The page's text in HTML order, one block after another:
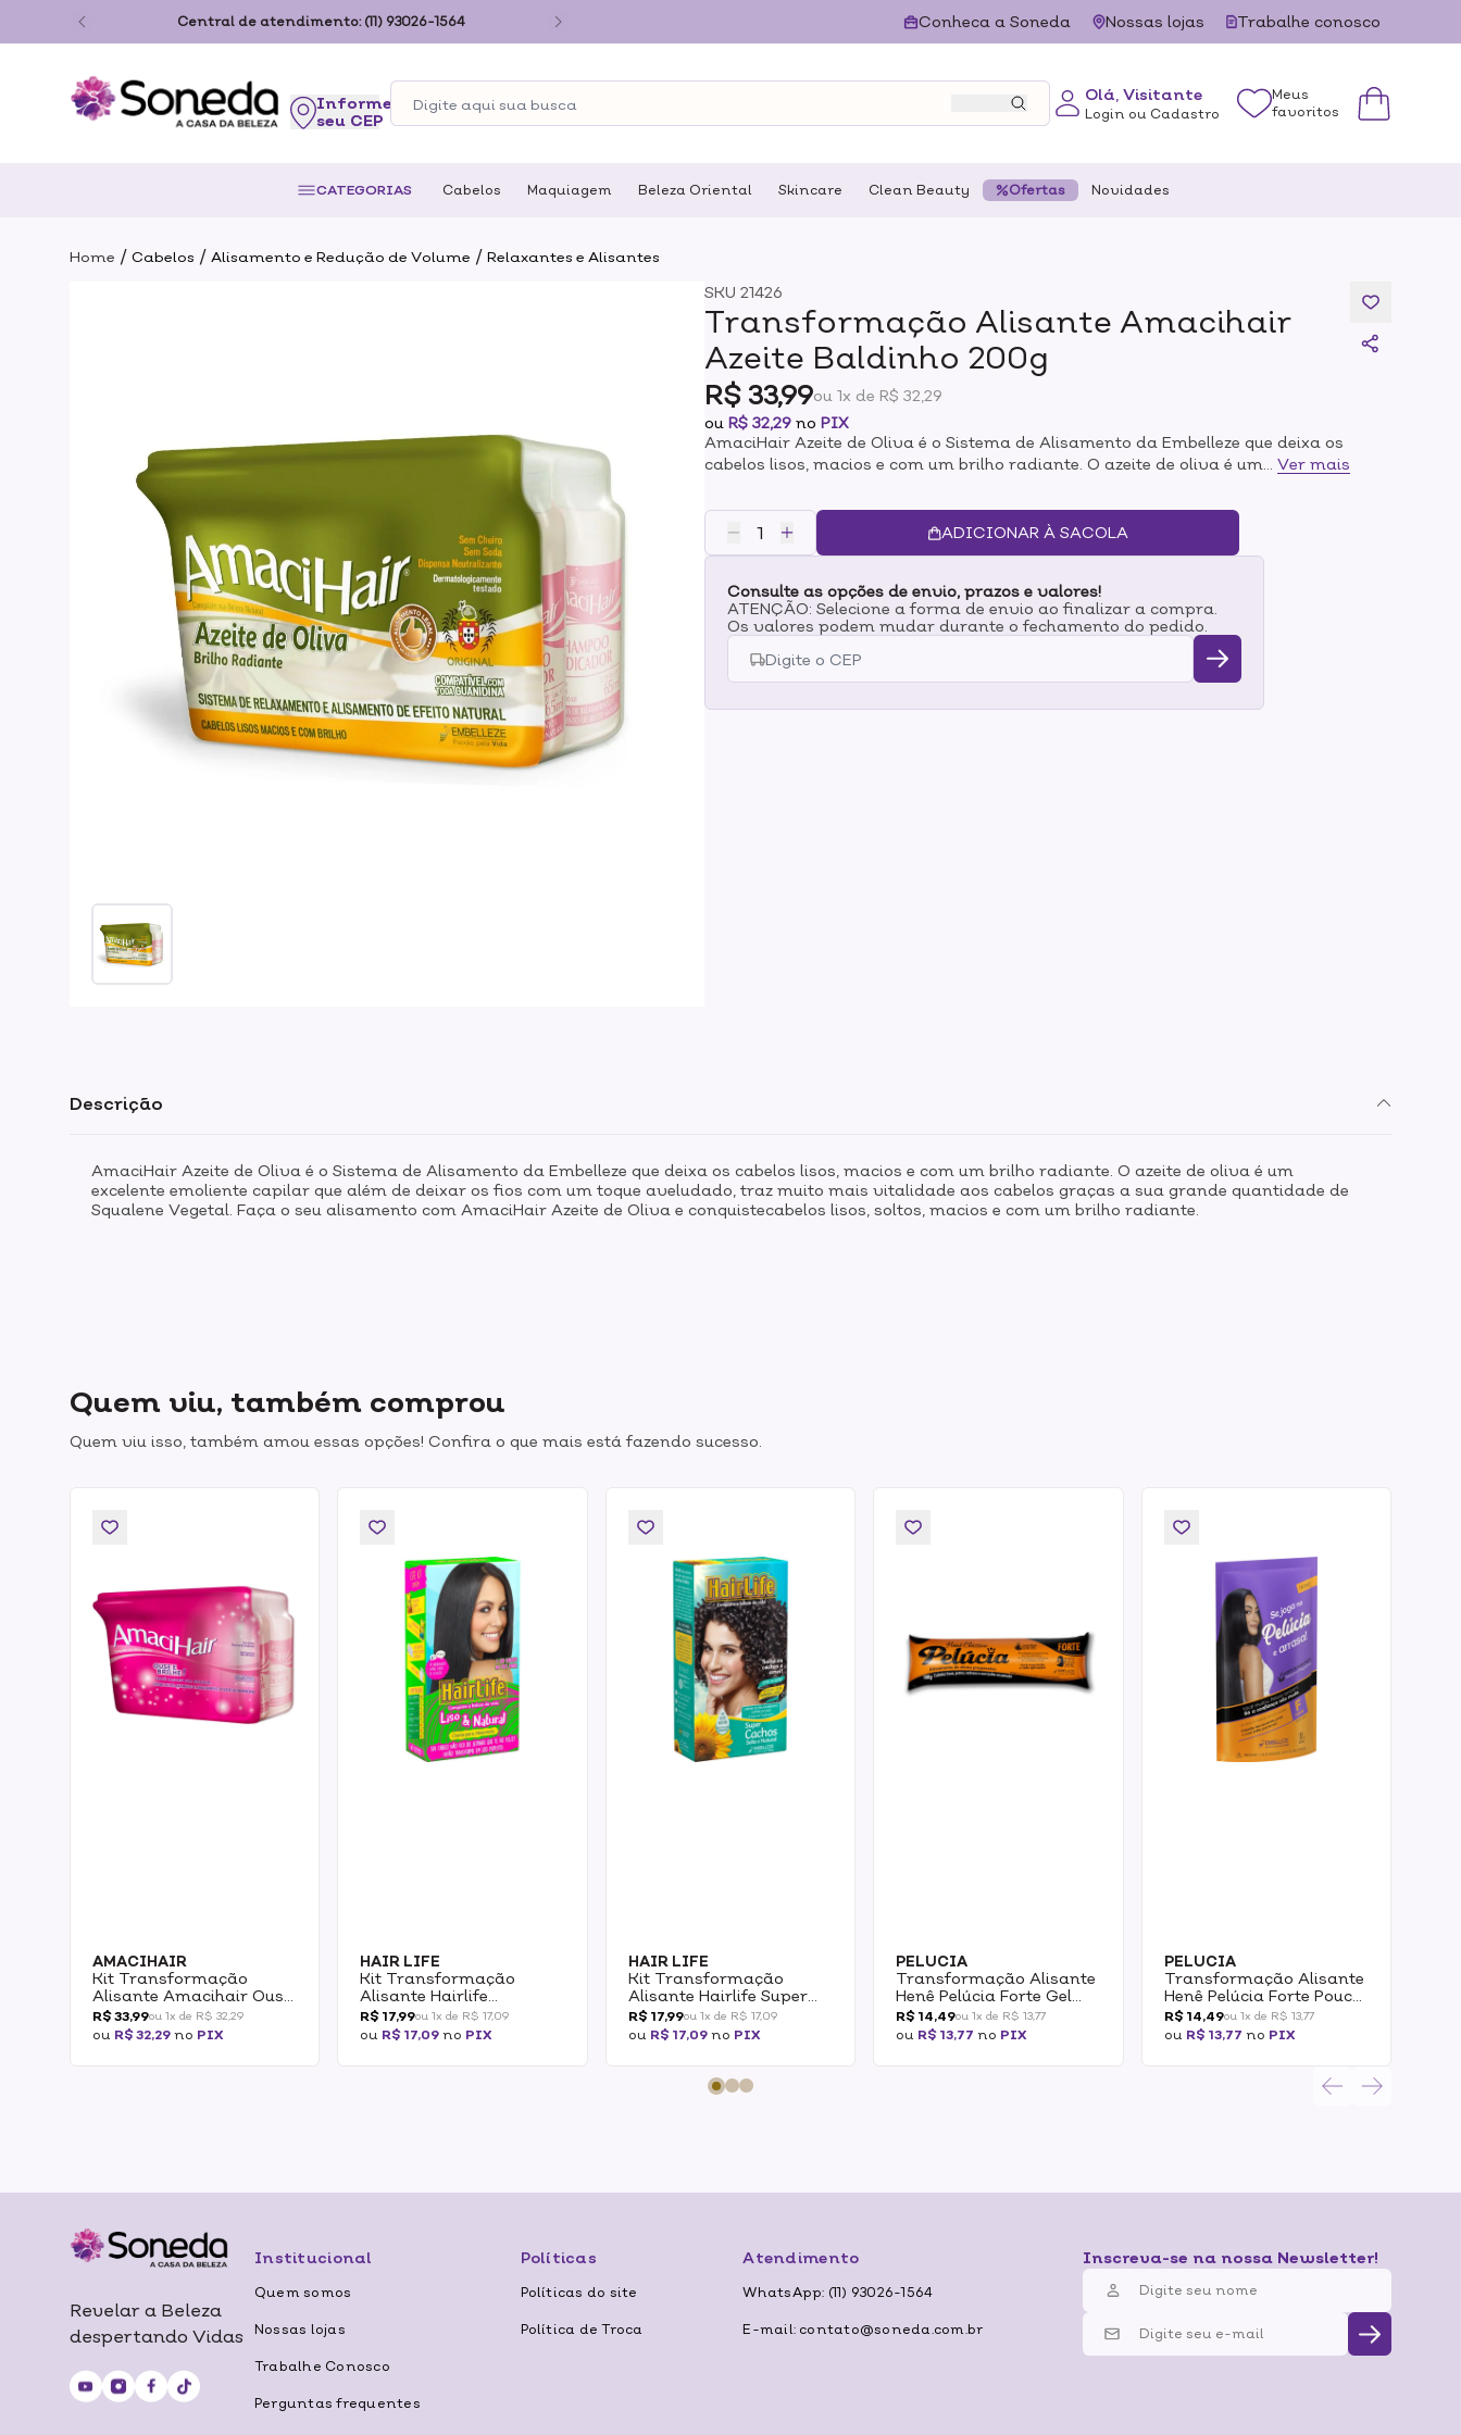
Central de atendimento: (11) 93026-1564 Conheca a Soneda Nossas lojas Trabalhe conosco
seu CEP
Olá, Visitante
Login ou Cadastro
Meus
favoritos
CATEGORIAS Cabelos Maquiagem Beleza Oriental Skincare Clean Beauty Ofertas Novidades
Home / Cabelos / Alisamento e Redução de Volume / Relaxantes e Alisantes
SKU21426
Transformação Alisante Amacihair
Azeite Baldinho 200g
R$ 33,99ou 1x de R$ 32,29
ouR$ 32,29 noPIX
AmaciHair Azeite de Oliva é o Sistema de Alisamento da Embelleze que deixa os
cabelos lisos, macios e com um brilho radiante. O azeite de oliva é um excelente
muito mais vitalidade aos cabelos graças a sua grande quantidade de
Squalene Vegetal. Faça o seu alisamento com AmaciHair Azeite de Oliva e
conquistecabelos lisos, soltos, macios e com um brilho radiante.
Ver mais
ADICIONAR À SACOLA
Consulte as opções de envio, prazos e valores!
ATENÇÃO: Selecione a forma de envio ao finalizar a compra.
Os valores podem mudar durante o fechamento do pedido.
Descrição
AmaciHair Azeite de Oliva é o Sistema de Alisamento da Embelleze que deixa os cabelos lisos, macios e com um brilho radiante. O azeite de oliva é um
excelente emoliente capilar que além de deixar os fios com um toque aveludado, traz muito mais vitalidade aos cabelos graças a sua grande quantidade de
Squalene Vegetal. Faça o seu alisamento com AmaciHair Azeite de Oliva e conquistecabelos lisos, soltos, macios e com um brilho radiante.
Quem viu, também comprou
Quem viu isso, também amou essas opções! Confira o que mais está fazendo sucesso.
AMACIHAIR
Kit Transformação
Alisante Amacihair Ouse
E Brilhe
R$ 33,99ou 1x de R$ 32,29
ou R$ 32,29 no PIX
HAIR LIFE
Kit Transformação
Alisante Hairlife
Liso&Natural
R$ 17,99ou 1x de R$ 17,09
ou R$ 17,09 no PIX
HAIR LIFE
Kit Transformação
Alisante Hairlife Super
Cachos
R$ 17,99ou 1x de R$ 17,09
ou R$ 17,09no PIX
PELUCIA
Transformação Alisante
Henê Pelúcia Forte Gel
180g
R$ 14,49ou 1x de R$ 13,77
ou R$ 13,77 no PIX
PELUCIA
Transformação Alisante
Henê Pelúcia Forte Pouch
180g
R$ 14,49ou 1x de R$ 13,77
ou R$ 13,77 no PIX
Revelar a Beleza
despertando Vidas
Institucional
Quem somos
Nossas lojas
Trabalhe Conosco
Perguntas frequentes
Políticas
Políticas do site
Política de Troca
Atendimento
WhatsApp: (11) 93026-1564
E-mail: contato@soneda.com.br
Inscreva-se na nossa Newsletter!